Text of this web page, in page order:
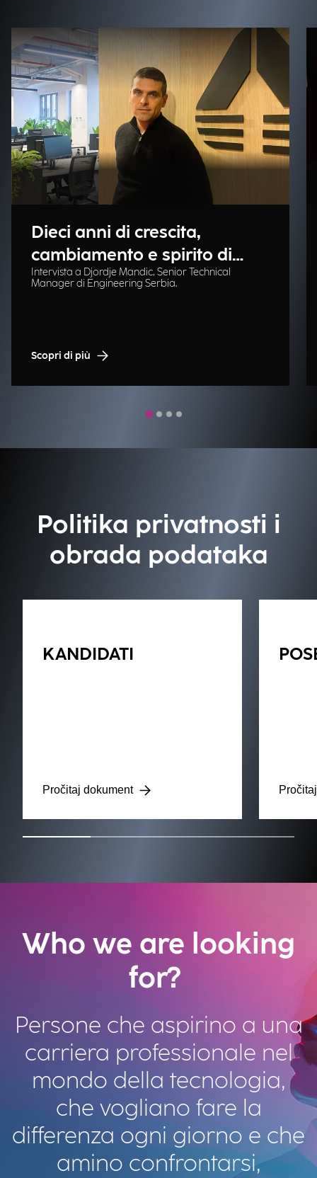
Dieci anni di crescita,
cambiamento e spirito di
squadra
Intervista a Djordje Mandic, Senior Technical
Manager di Engineering Serbia.
Scopri di più
Politika privatnosti i
obrada podataka
KANDIDATI
Pročitaj dokument
Who we are looking
for?
Persone che aspirino a una
carriera professionale nel
mondo della tecnologia,
che vogliano fare la
differenza ogni giorno e che
amino confrontarsi,